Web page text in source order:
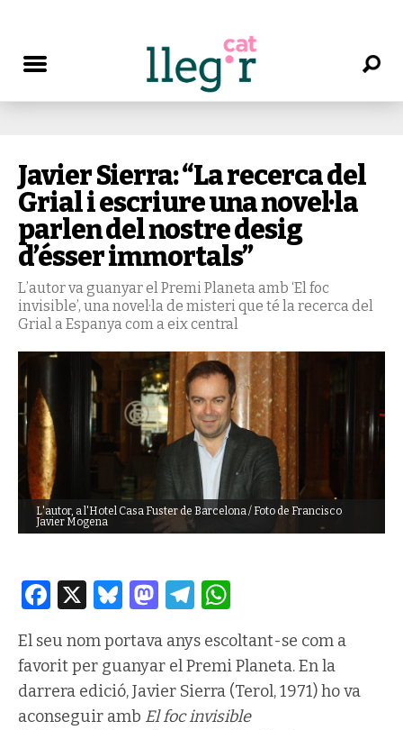
Javier Sierra: “La recerca del
Grial i escriure una novel·la
parlen del nostre desig
d’ésser immortals”
L’autor va guanyar el Premi Planeta amb ‘El foc
invisible’, una novel·la de misteri que té la recerca del
Grial a Espanya com a eix central
L'autor, a l'Hotel Casa Fuster de Barcelona / Foto de Francisco
Javier Mogena
Facebook
X Bluesky
Mastodon
Telegram
El seu nom portava anys escoltant-se com a
favorit per guanyar el Premi Planeta. En la
darrera edició, Javier Sierra (Terol, 1971) ho va
aconseguir amb El foc invisible